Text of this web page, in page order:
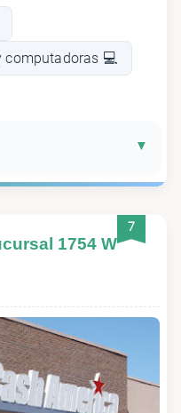
computadoras 💻
7
1754 W